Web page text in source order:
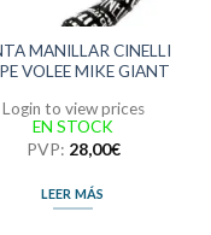
MANILLAR CINELLI
VOLEE MIKE GIANT
Login to view prices
EN STOCK
PVP: 28,00€
LEER MÁS